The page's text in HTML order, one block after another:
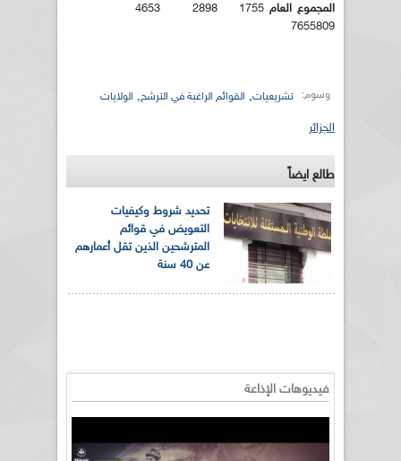
المجموع العام
1755 2898 4653
7655809
وسوم: تشريعيات, القوائم الراغبة في الترشح, الولايات
الجزائر
طالع ايضاً
تحديد شروط وكيفيات
التعويض في قوائم
المترشحين الذين تقل أعمارهم
عن 40 سنة
فيديوهات الإذاعة